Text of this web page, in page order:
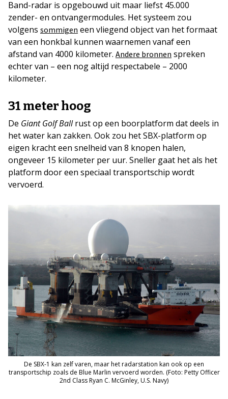
Band-radar is opgebouwd uit maar liefst 45.000
zender- en ontvangermodules. Het systeem zou
volgens sommigen een vliegend object van het formaat
van een honkbal kunnen waarnemen vanaf een
afstand van 4000 kilometer. Andere bronnen spreken
echter van – een nog altijd respectabele – 2000
kilometer.
31 meter hoog
De Giant Golf Ballrust op een boorplatform dat deels in
het water kan zakken. Ook zou het SBX-platform op
eigen kracht een snelheid van 8 knopen halen,
ongeveer 15 kilometer per uur. Sneller gaat het als het
platform door een speciaal transportschip wordt
vervoerd.
De SBX-1 kan zelf varen, maar het radarstation kan ook op een
transportschip zoals de Blue Marlin vervoerd worden. (Foto: Petty Officer
2nd Class Ryan C. McGinley, U.S. Navy)